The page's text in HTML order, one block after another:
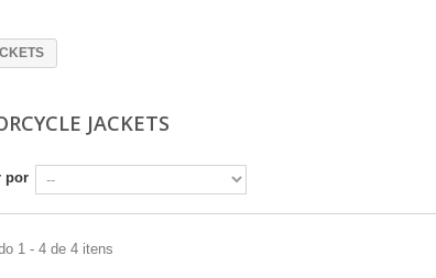
JACKETS
por
1 - 4 de 4 itens